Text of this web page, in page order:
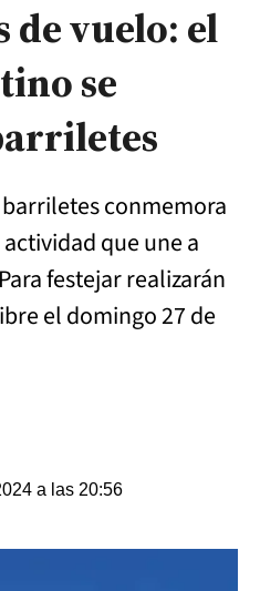
de vuelo: el
se
conmemora
que une a
festejar realizarán
el domingo 27 de
a las 20:56